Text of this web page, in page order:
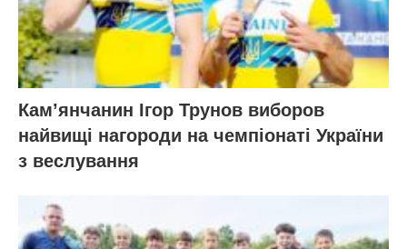
Кам’янчанин Ігор Трунов виборов
найвищі нагороди на чемпіонаті України
з веслування